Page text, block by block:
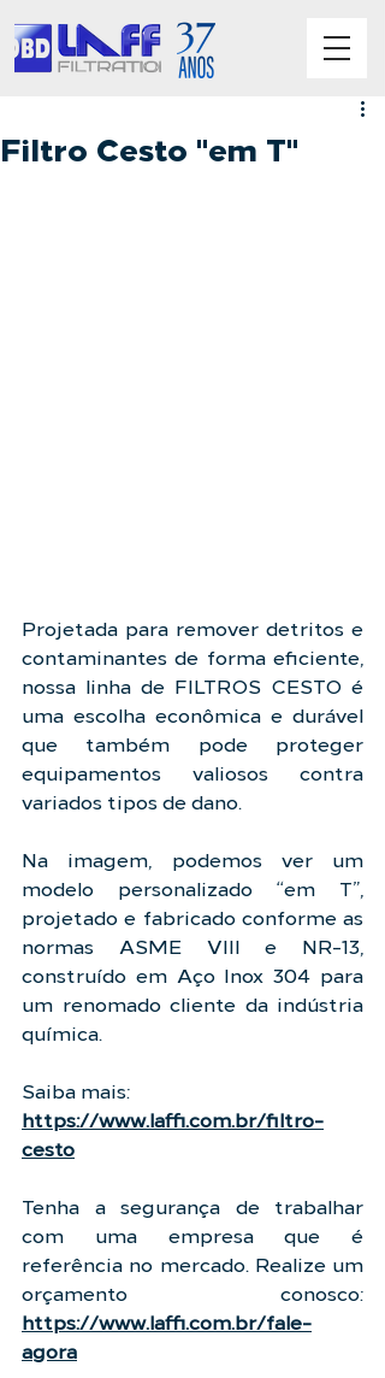
Filtro Cesto "em T"
Projetada para remover detritos e
contaminantes de forma eficiente,
nossa linha de FILTROS CESTO é
uma escolha econômica e durável
que também pode proteger
equipamentos valiosos contra
variados tipos de dano.
Na imagem, podemos ver um
modelo personalizado “em T”,
projetado e fabricado conforme as
normas ASME VIII e NR-13,
construído em Aço Inox 304 para
um renomado cliente da indústria
química.
Saiba mais:
https://www.laffi.com.br/filtro-
cesto
Tenha a segurança de trabalhar
com uma empresa que é
referência no mercado. Realize um
https://www.laffi.com.br/fale-
agora